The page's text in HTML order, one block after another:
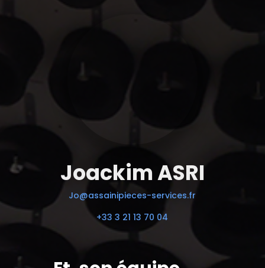
Joackim ASRI
Jo@assainipieces-services.fr
+33 3 21 13 70 04